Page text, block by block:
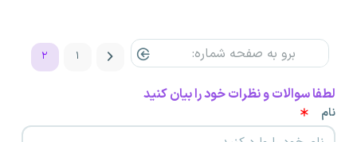
۱ ۲
لطفا سوالات و نظرات خود را بیان کنید
نام